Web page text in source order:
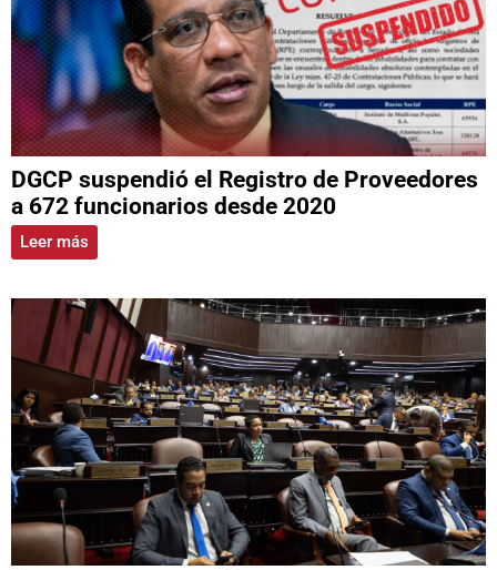
DGCP suspendió el Registro de Proveedores
a 672 funcionarios desde 2020
Leer más